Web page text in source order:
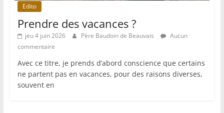
Edito
Prendre des vacances ?
jeu 4 juin 2026 Père Baudoin de Beauvais
Aucun
commentaire
Avec ce titre, je prends d’abord conscience que certains
ne partent pas en vacances, pour des raisons diverses,
souvent en